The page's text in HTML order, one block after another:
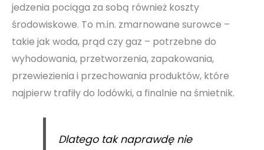
jedzenia pociąga za sobą również koszty
środowiskowe. To m.in. zmarnowane surowce –
takie jak woda, prąd czy gaz – potrzebne do
wyhodowania, przetworzenia, zapakowania,
przewiezienia i przechowania produktów, które
najpierw trafiły do lodówki, a finalnie na śmietnik.
Dlatego tak naprawdę nie